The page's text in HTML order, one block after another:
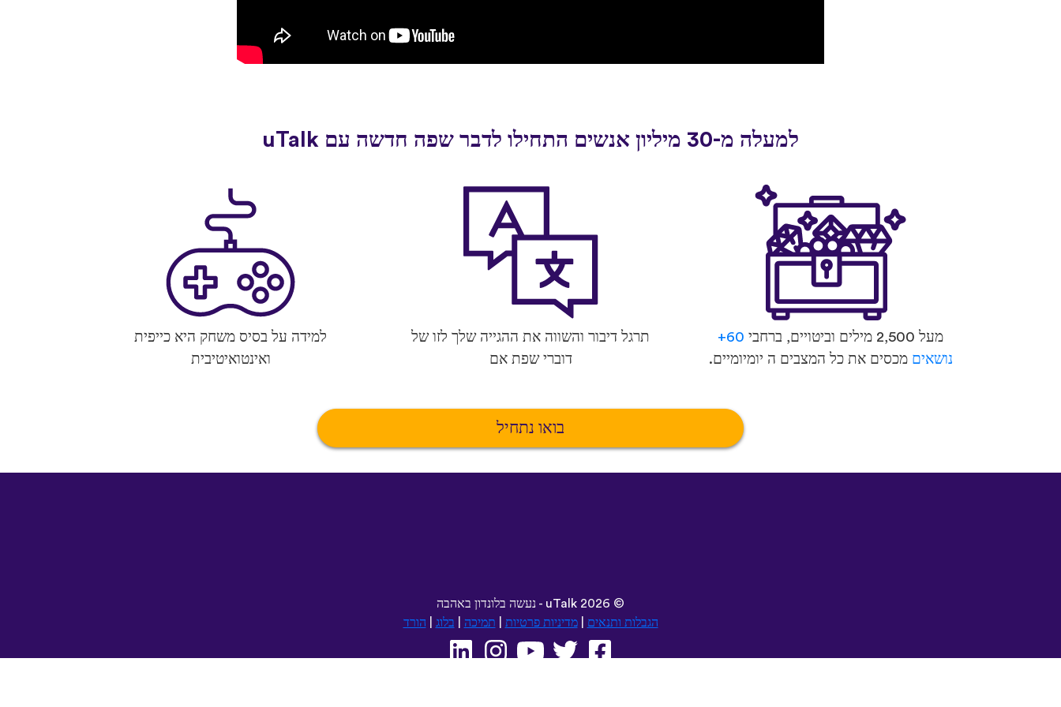
למעלה מ-30 מיליון אנשים התחילו לדבר שפה חדשה עם uTalk
מעל 2,500 מילים וביטויים, ברחבי
60+
נושאים מכסים את כל המצבים ה יומיומיים.
תרגל דיבור והשווה את ההגייה שלך לזו של
דוברי שפת אם
למידה על בסיס משחק היא כייפית
ואינטואיטיבית
בואו נתחיל
©
uTalk 2026 - נעשה בלונדון באהבה
הגבלות ותנאים |מדיניות פרטיות תמיכה בלוג הורד